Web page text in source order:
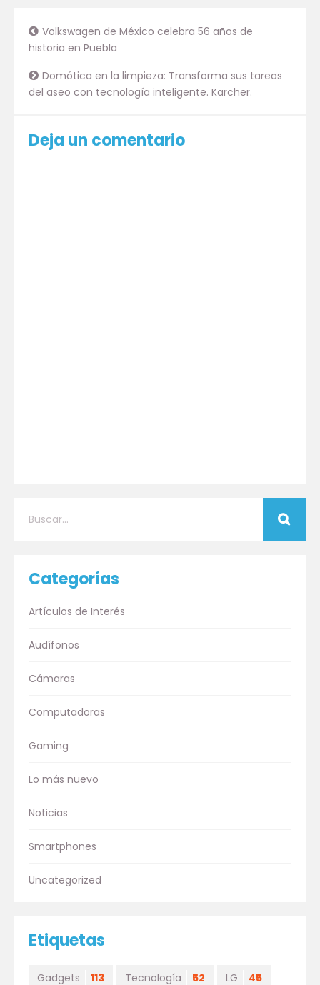
Volkswagen de México celebra 56 años de
historia en Puebla
Domótica en la limpieza: Transforma sus tareas
del aseo con tecnología inteligente. Karcher.
Deja un comentario
Categorías
Artículos de Interés
Audífonos
Cámaras
Computadoras
Gaming
Lo más nuevo
Noticias
Smartphones
Uncategorized
Etiquetas
Gadgets 113 Tecnología 52 LG 45